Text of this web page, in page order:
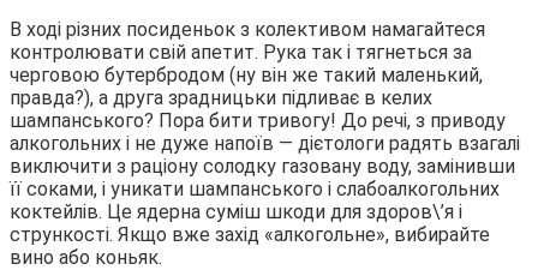
В ході різних посиденьок з колективом намагайтеся
контролювати свій апетит. Рука так і тягнеться за
черговою бутербродом (ну він же такий маленький,
правда?), а друга зрадницьки підливає в келих
шампанського? Пора бити тривогу! До речі, з приводу
алкогольних і не дуже напоїв — дієтологи радять взагалі
виключити з раціону солодку газовану воду, замінивши
її соками, і уникати шампанського і слабоалкогольних
коктейлів. Це ядерна суміш шкоди для здоров\’я і
стрункості. Якщо вже захід «алкогольне», вибирайте
вино або коньяк.